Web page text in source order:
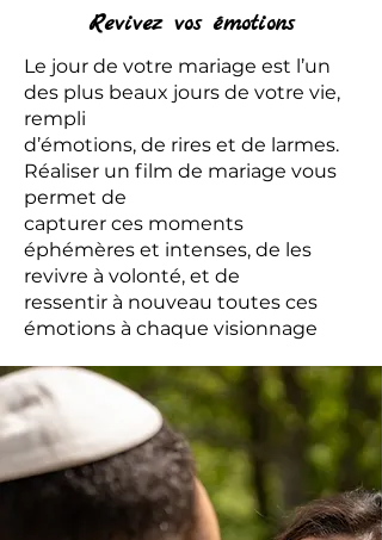
Revivez vos émotions
Le jour de votre mariage est l’un
des plus beaux jours de votre vie,
rempli
d’émotions, de rires et de larmes.
Réaliser un film de mariage vous
permet de
capturer ces moments
éphémères et intenses, de les
revivre à volonté, et de
ressentir à nouveau toutes ces
émotions à chaque visionnage